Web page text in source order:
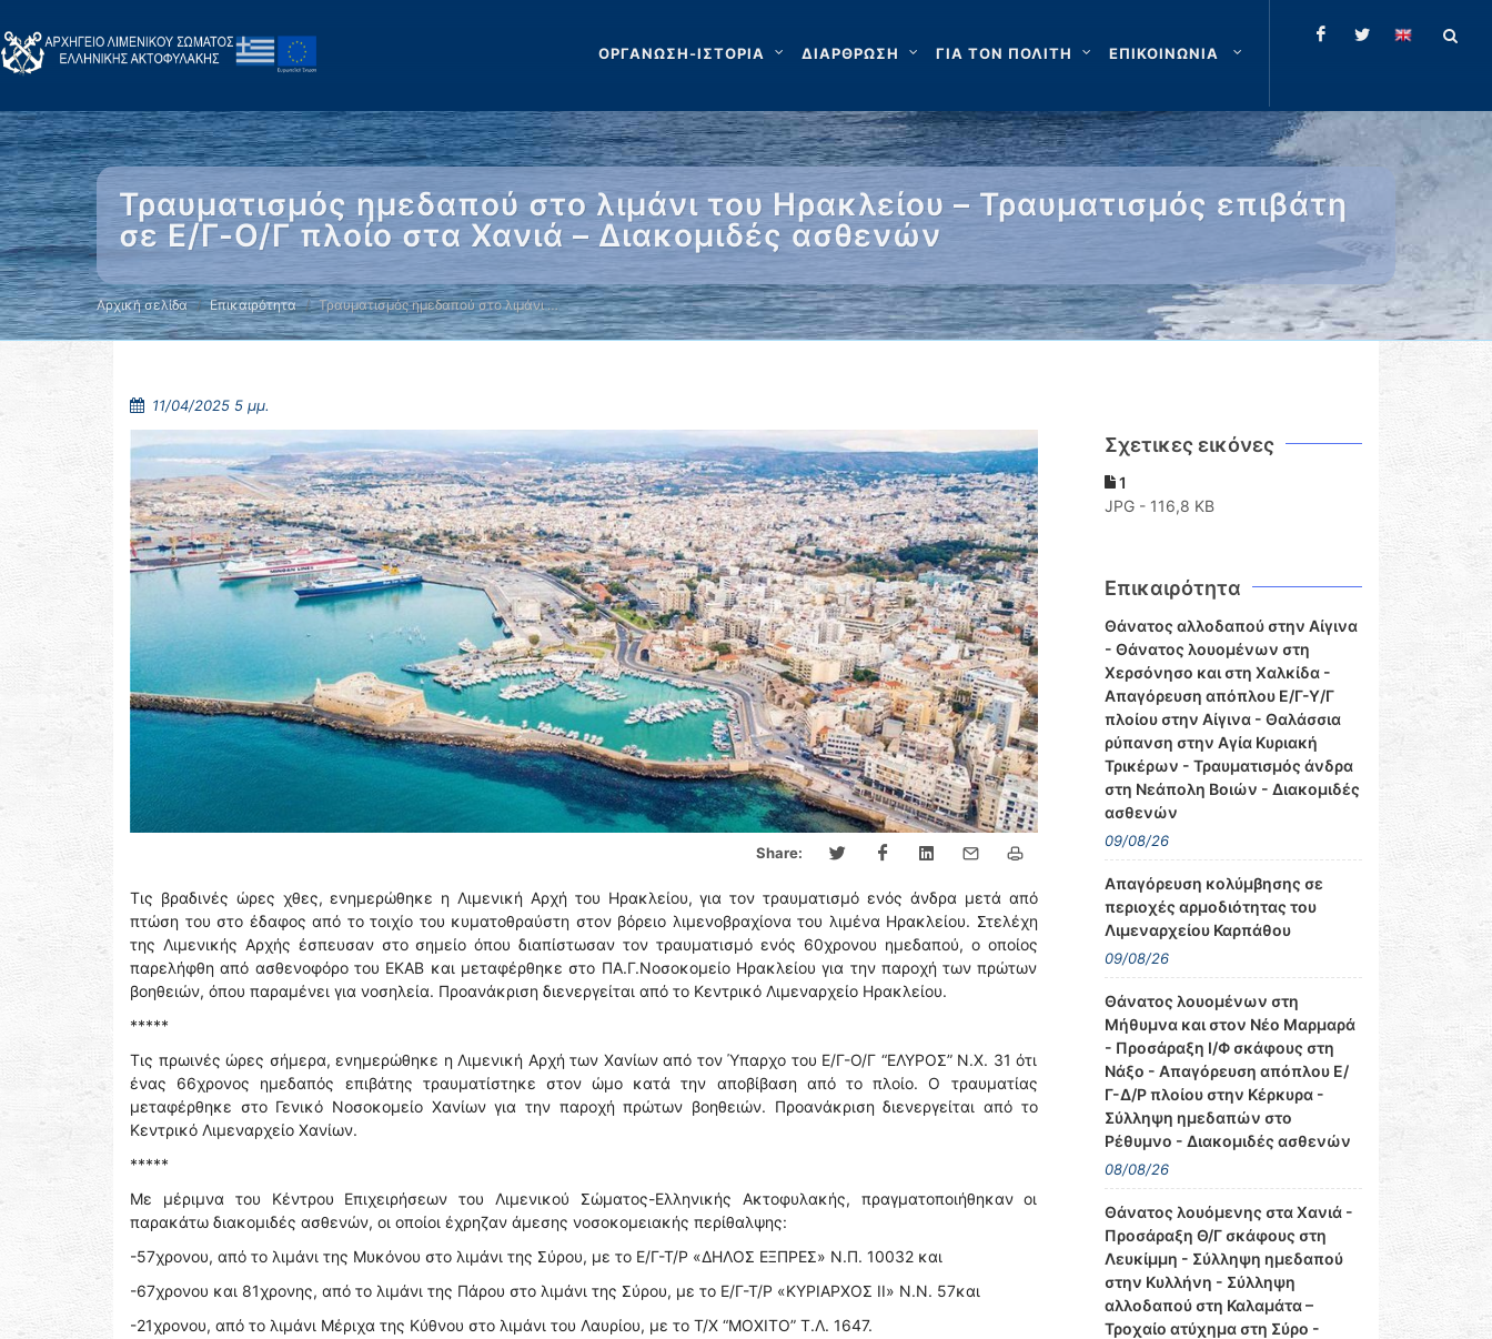
ΟΡΓΑΝΩΣΗ-ΙΣΤΟΡΙΑ ΔΙΑΡΘΡΩΣΗ ΓΙΑ ΤΟΝ ΠΟΛΙΤΗ ΕΠΙΚΟΙΝΩΝΙΑ
Τραυματισμός ημεδαπού στο λιμάνι του Ηρακλείου – Τραυματισμός επιβάτη
σε Ε/Γ-Ο/Γ πλοίο στα Χανιά – Διακομιδές ασθενών
Αρχική σελίδα Επικαιρότητα Τραυματισμός ημεδαπού στο λιμάνι …
11/04/2025 5 μμ.
Share:
Τις βραδινές ώρες χθες, ενημερώθηκε η Λιμενική Αρχή του Ηρακλείου, για τον τραυματισμό ενός άνδρα μετά από
πτώση του στο έδαφος από το τοιχίο του κυματοθραύστη στον βόρειο λιμενοβραχίονα του λιμένα Ηρακλείου. Στελέχη
της Λιμενικής Αρχής έσπευσαν στο σημείο όπου διαπίστωσαν τον τραυματισμό ενός 60χρονου ημεδαπού, ο οποίος
παρελήφθη από ασθενοφόρο του ΕΚΑΒ και μεταφέρθηκε στο ΠΑ.Γ.Νοσοκομείο Ηρακλείου για την παροχή των πρώτων
βοηθειών, όπου παραμένει για νοσηλεία. Προανάκριση διενεργείται από το Κεντρικό Λιμεναρχείο Ηρακλείου.
*****
Τις πρωινές ώρες σήμερα, ενημερώθηκε η Λιμενική Αρχή των Χανίων από τον Ύπαρχο του Ε/Γ-Ο/Γ “ΕΛΥΡΟΣ” Ν.Χ. 31 ότι
ένας 66χρονος ημεδαπός επιβάτης τραυματίστηκε στον ώμο κατά την αποβίβαση από το πλοίο. Ο τραυματίας
μεταφέρθηκε στο Γενικό Νοσοκομείο Χανίων για την παροχή πρώτων βοηθειών. Προανάκριση διενεργείται από το
Κεντρικό Λιμεναρχείο Χανίων.
*****
Με μέριμνα του Κέντρου Επιχειρήσεων του Λιμενικού Σώματος-Ελληνικής Ακτοφυλακής, πραγματοποιήθηκαν οι
παρακάτω διακομιδές ασθενών, οι οποίοι έχρηζαν άμεσης νοσοκομειακής περίθαλψης:
-57χρονου, από το λιμάνι της Μυκόνου στο λιμάνι της Σύρου, με το Ε/Γ-Τ/Ρ «ΔΗΛΟΣ ΕΞΠΡΕΣ» N.Π. 10032 και
-67χρονου και 81χρονης, από το λιμάνι της Πάρου στο λιμάνι της Σύρου, με το Ε/Γ-Τ/Ρ «ΚΥΡΙΑΡΧΟΣ ΙΙ» N.Ν. 57και
-21χρονου, από το λιμάνι Μέριχα της Κύθνου στο λιμάνι του Λαυρίου, με το Τ/Χ “ΜΟΧΙΤΟ” Τ.Λ. 1647.
Σχετικες εικόνες
1
JPG - 116,8 KB
Επικαιρότητα
Θάνατος αλλοδαπού στην Αίγινα
- Θάνατος λουομένων στη
Χερσόνησο και στη Χαλκίδα -
Απαγόρευση απόπλου Ε/Γ-Υ/Γ
πλοίου στην Αίγινα - Θαλάσσια
ρύπανση στην Αγία Κυριακή
Τρικέρων - Τραυματισμός άνδρα
στη Νεάπολη Βοιών - Διακομιδές
ασθενών
09/08/26
Απαγόρευση κολύμβησης σε
περιοχές αρμοδιότητας του
Λιμεναρχείου Καρπάθου
09/08/26
Θάνατος λουομένων στη
Μήθυμνα και στον Νέο Μαρμαρά
- Προσάραξη Ι/Φ σκάφους στη
Νάξο - Απαγόρευση απόπλου Ε/
Γ-Δ/Ρ πλοίου στην Κέρκυρα -
Σύλληψη ημεδαπών στο
Ρέθυμνο - Διακομιδές ασθενών
08/08/26
Θάνατος λουόμενης στα Χανιά -
Προσάραξη Θ/Γ σκάφους στη
Λευκίμμη - Σύλληψη ημεδαπού
στην Κυλλήνη - Σύλληψη
αλλοδαπού στη Καλαμάτα –
Τροχαίο ατύχημα στη Σύρο -